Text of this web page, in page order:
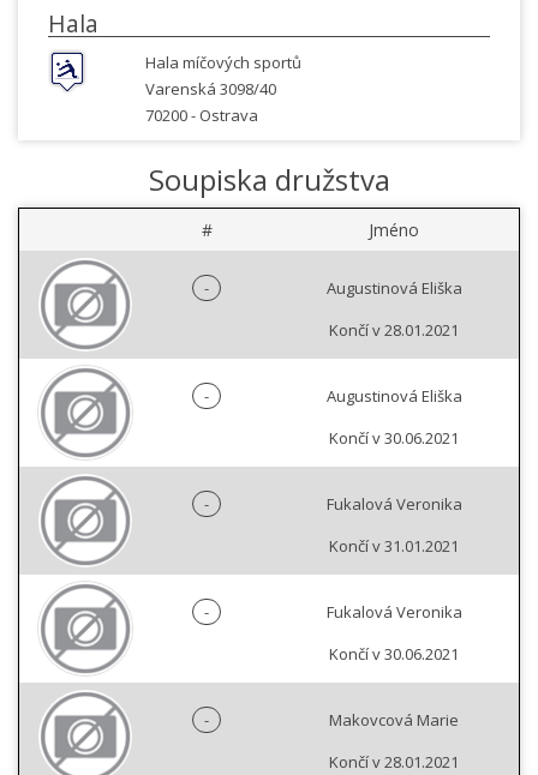
Hala
Hala míčových sportů
Varenská 3098/40
70200 - Ostrava
Soupiska družstva
# Jméno
-
Augustinová Eliška
Končí v 28.01.2021
-
Augustinová Eliška
Končí v 30.06.2021
-
Fukalová Veronika
Končí v 31.01.2021
-
Fukalová Veronika
Končí v 30.06.2021
-
Makovcová Marie
Končí v 28.01.2021